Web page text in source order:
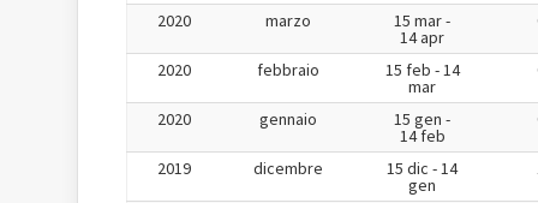
2020 marzo 15 mar -
14 apr
2020 febbraio 15 feb - 14
mar
2020 gennaio 15 gen -
14 feb
2019 dicembre 15 dic - 14
gen